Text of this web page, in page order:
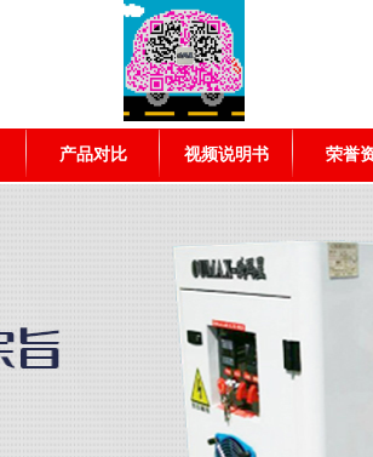
产品对比 视频说明书 荣誉